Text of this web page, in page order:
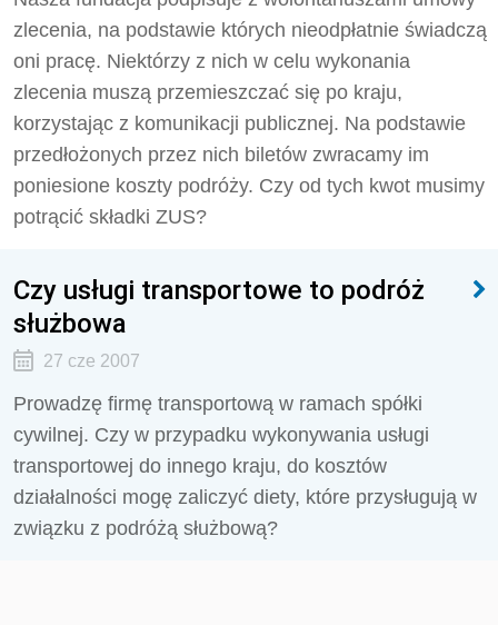
zlecenia, na podstawie których nieodpłatnie świadczą
oni pracę. Niektórzy z nich w celu wykonania
zlecenia muszą przemieszczać się po kraju,
korzystając z komunikacji publicznej. Na podstawie
przedłożonych przez nich biletów zwracamy im
poniesione koszty podróży. Czy od tych kwot musimy
potrącić składki ZUS?
Czy usługi transportowe to podróż
służbowa
27 cze 2007
Prowadzę firmę transportową w ramach spółki
cywilnej. Czy w przypadku wykonywania usługi
transportowej do innego kraju, do kosztów
działalności mogę zaliczyć diety, które przysługują w
związku z podróżą służbową?